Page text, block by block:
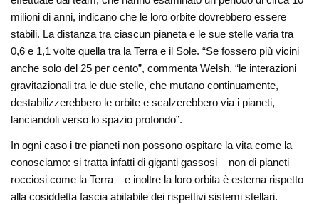
milioni di anni, indicano che le loro orbite dovrebbero essere
stabili. La distanza tra ciascun pianeta e le sue stelle varia tra
0,6 e 1,1 volte quella tra la Terra e il Sole. “Se fossero più vicini
anche solo del 25 per cento”, commenta Welsh, “le interazioni
gravitazionali tra le due stelle, che mutano continuamente,
destabilizzerebbero le orbite e scalzerebbero via i pianeti,
lanciandoli verso lo spazio profondo”.
In ogni caso i tre pianeti non possono ospitare la vita come la
conosciamo: si tratta infatti di giganti gassosi – non di pianeti
rocciosi come la Terra – e inoltre la loro orbita è esterna rispetto
alla cosiddetta fascia abitabile dei rispettivi sistemi stellari.